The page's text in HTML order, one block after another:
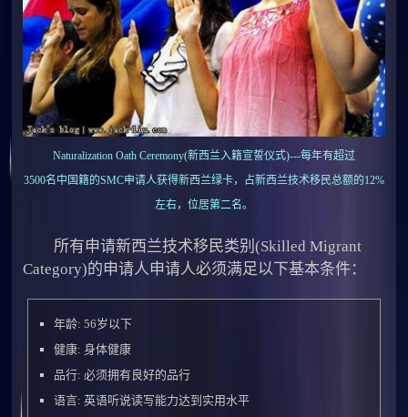
Naturalization Oath Ceremony(新西兰入籍宣誓仪式)---每年有超过
3500名中国籍的SMC申请人获得新西兰绿卡，占新西兰技术移民总额的12%
左右，位居第二名。
所有申请新西兰技术移民类别(Skilled Migrant
Category)的申请人申请人必须满足以下基本条件：
年龄: 56岁以下
健康: 身体健康
品行: 必须拥有良好的品行
语言: 英语听说读写能力达到实用水平